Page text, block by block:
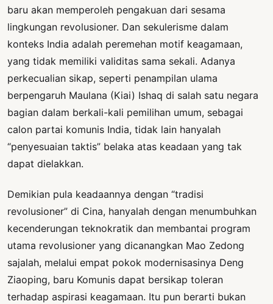
baru akan memperoleh pengakuan dari sesama
lingkungan revolusioner. Dan sekulerisme dalam
konteks India adalah peremehan motif keagamaan,
yang tidak memiliki validitas sama sekali. Adanya
perkecualian sikap, seperti penampilan ulama
berpengaruh Maulana (Kiai) Ishaq di salah satu negara
bagian dalam berkali-kali pemilihan umum, sebagai
calon partai komunis India, tidak lain hanyalah
“penyesuaian taktis” belaka atas keadaan yang tak
dapat dielakkan.
Demikian pula keadaannya dengan “tradisi
revolusioner” di Cina, hanyalah dengan menumbuhkan
kecenderungan teknokratik dan membantai program
utama revolusioner yang dicanangkan Mao Zedong
sajalah, melalui empat pokok modernisasinya Deng
Ziaoping, baru Komunis dapat bersikap toleran
terhadap aspirasi keagamaan. Itu pun berarti bukan